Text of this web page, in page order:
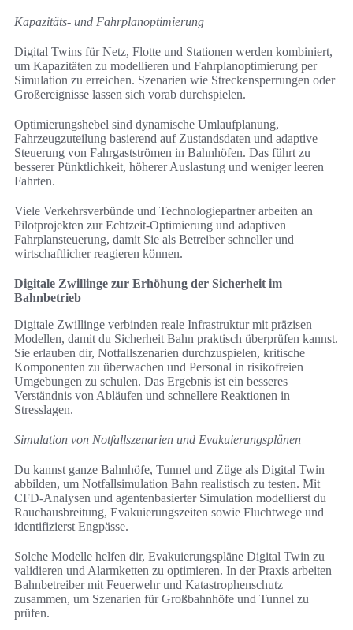
Kapazitäts- und Fahrplanoptimierung
Digital Twins für Netz, Flotte und Stationen werden kombiniert,
um Kapazitäten zu modellieren und Fahrplanoptimierung per
Simulation zu erreichen. Szenarien wie Streckensperrungen oder
Großereignisse lassen sich vorab durchspielen.
Optimierungshebel sind dynamische Umlaufplanung,
Fahrzeugzuteilung basierend auf Zustandsdaten und adaptive
Steuerung von Fahrgastströmen in Bahnhöfen. Das führt zu
besserer Pünktlichkeit, höherer Auslastung und weniger leeren
Fahrten.
Viele Verkehrsverbünde und Technologiepartner arbeiten an
Pilotprojekten zur Echtzeit-Optimierung und adaptiven
Fahrplansteuerung, damit Sie als Betreiber schneller und
wirtschaftlicher reagieren können.
Digitale Zwillinge zur Erhöhung der Sicherheit im
Bahnbetrieb
Digitale Zwillinge verbinden reale Infrastruktur mit präzisen
Modellen, damit du Sicherheit Bahn praktisch überprüfen kannst.
Sie erlauben dir, Notfallszenarien durchzuspielen, kritische
Komponenten zu überwachen und Personal in risikofreien
Umgebungen zu schulen. Das Ergebnis ist ein besseres
Verständnis von Abläufen und schnellere Reaktionen in
Stresslagen.
Simulation von Notfallszenarien und Evakuierungsplänen
Du kannst ganze Bahnhöfe, Tunnel und Züge als Digital Twin
abbilden, um Notfallsimulation Bahn realistisch zu testen. Mit
CFD-Analysen und agentenbasierter Simulation modellierst du
Rauchausbreitung, Evakuierungszeiten sowie Fluchtwege und
identifizierst Engpässe.
Solche Modelle helfen dir, Evakuierungspläne Digital Twin zu
validieren und Alarmketten zu optimieren. In der Praxis arbeiten
Bahnbetreiber mit Feuerwehr und Katastrophenschutz
zusammen, um Szenarien für Großbahnhöfe und Tunnel zu
prüfen.